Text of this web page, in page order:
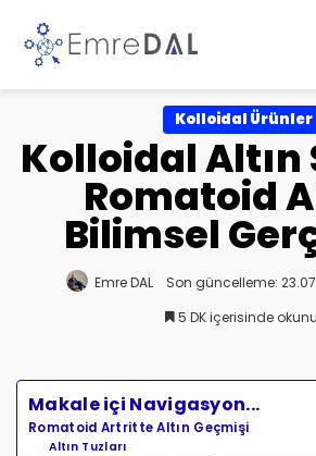
Kolloidal Ürünler
Kolloidal Altın
Romatoid
Bilimsel
Emre DAL Son güncelleme:
5 DK içerisinde
Makale içi Navigasyon...
Romatoid Artritte Altın Geçmişi
Altın Tuzları